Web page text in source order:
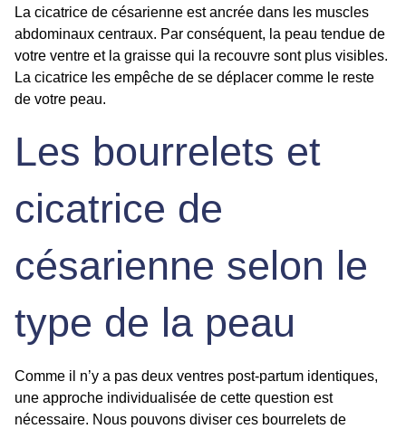
La cicatrice de césarienne est ancrée dans les muscles
abdominaux centraux. Par conséquent, la peau tendue de
votre ventre et la graisse qui la recouvre sont plus visibles.
La cicatrice les empêche de se déplacer comme le reste
de votre peau.
Les bourrelets et
cicatrice de
césarienne selon le
type de la peau
Comme il n’y a pas deux ventres post-partum identiques,
une approche individualisée de cette question est
nécessaire. Nous pouvons diviser ces bourrelets de